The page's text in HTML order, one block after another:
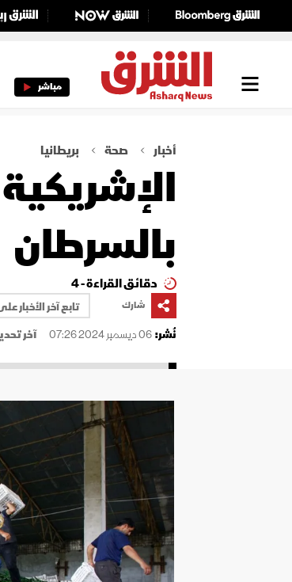
مباشر
أخبار صحة بريطانيا
بالسرطان
دقائق القراءة - 4
شارك
تابع آخر الأخبار
نُشر:06 ديسمبر 2024 07:26 آخر